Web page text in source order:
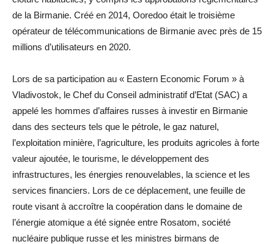
de la Birmanie. Créé en 2014, Ooredoo était le troisième
opérateur de télécommunications de Birmanie avec près de 15
millions d’utilisateurs en 2020.
Lors de sa participation au « Eastern Economic Forum » à
Vladivostok, le Chef du Conseil administratif d’Etat (SAC) a
appelé les hommes d’affaires russes à investir en Birmanie
dans des secteurs tels que le pétrole, le gaz naturel,
l’exploitation minière, l’agriculture, les produits agricoles à forte
valeur ajoutée, le tourisme, le développement des
infrastructures, les énergies renouvelables, la science et les
services financiers. Lors de ce déplacement, une feuille de
route visant à accroître la coopération dans le domaine de
l’énergie atomique a été signée entre Rosatom, société
nucléaire publique russe et les ministres birmans de